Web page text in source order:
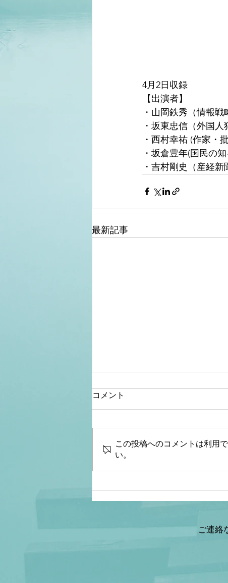
4月2日収録
【出演者】
・山岡鉄秀（情報戦
・坂東忠信（外国人
・西村幸祐 (作家・
・坂倉豊年(国民の
・吉村剛史（産経新
最新記事
【桜内文城】財政金融研究
ョック&減税ショックとは何
給付金の違いは？』ゲスト：
コメント
この投稿へのコメントは利用
い。
ご連絡